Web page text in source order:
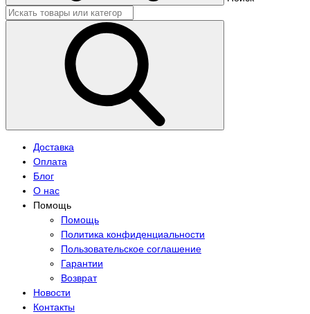
Доставка
Оплата
Блог
О нас
Помощь
Помощь
Политика конфиденциальности
Пользовательское соглашение
Гарантии
Возврат
Новости
Контакты